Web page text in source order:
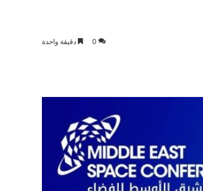
0 دقيقة واحدة